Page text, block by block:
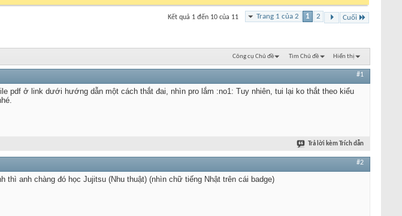
Trang 1 của 2 1 2 Cuối
Kết quả 1 đến 10 của 11
Công cụ Chủ đề Tìm Chủ đề Hiển thị
#1
pdf ở link dưới hướng dẫn một cách thắt đai, nhìn pro lắm :no1: Tuy nhiên, tui lại ko thắt theo kiểu
Trả lời kèm Trích dẫn
#2
thì anh chàng đó học Jujitsu (Nhu thuật) (nhìn chữ tiếng Nhật trên cái badge)